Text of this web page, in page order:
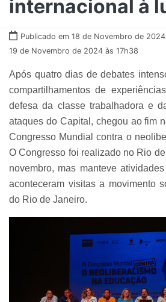
internacional à
Publicado em 18 de Novembro de
19 de Novembro de 2024 às 17h38
Após quatro dias de debates
compartilhamentos de
defesa da classe trabalhadora e
ataques do Capital, chegou ao fim
Congresso Mundial contra o
O Congresso foi realizado no Rio
novembro, mas manteve
aconteceram visitas a movimento
do Rio de Janeiro.